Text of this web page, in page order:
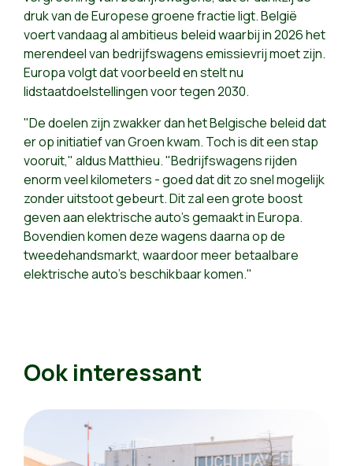
druk van de Europese groene fractie ligt. België
voert vandaag al ambitieus beleid waarbij in 2026 het
merendeel van bedrijfswagens emissievrij moet zijn.
Europa volgt dat voorbeeld en stelt nu
lidstaatdoelstellingen voor tegen 2030.
"De doelen zijn zwakker dan het Belgische beleid dat
er op initiatief van Groen kwam. Toch is dit een stap
vooruit," aldus Matthieu. "Bedrijfswagens rijden
enorm veel kilometers - goed dat dit zo snel mogelijk
zonder uitstoot gebeurt. Dit zal een grote boost
geven aan elektrische auto’s gemaakt in Europa.
Bovendien komen deze wagens daarna op de
tweedehandsmarkt, waardoor meer betaalbare
elektrische auto's beschikbaar komen."
Ook interessant